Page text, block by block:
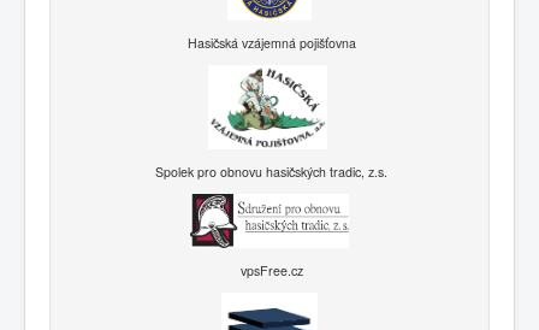
Hasičská vzájemná pojišťovna
Spolek pro obnovu hasičských tradic, z.s.
vpsFree.cz